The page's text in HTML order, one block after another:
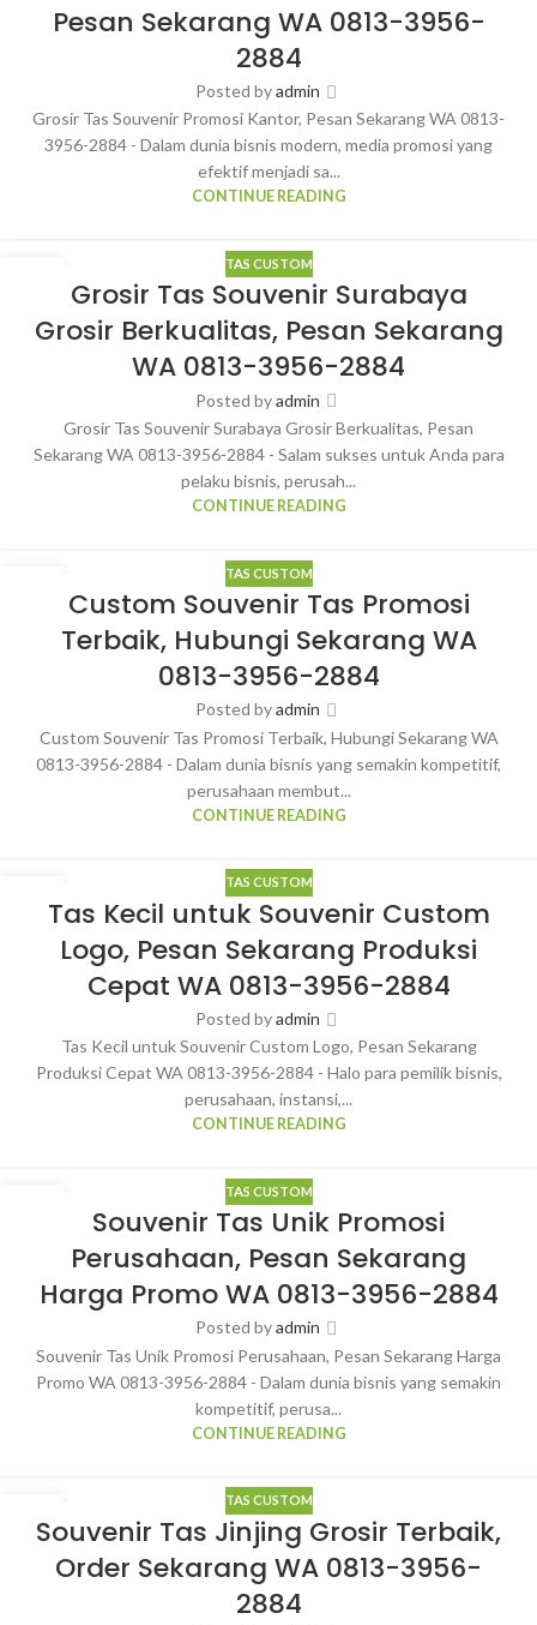
Pesan Sekarang WA 0813-3956-
2884
Posted byadmin
Grosir Tas Souvenir Promosi Kantor, Pesan Sekarang WA 0813-
3956-2884 - Dalam dunia bisnis modern, media promosi yang
efektif menjadi sa...
CONTINUE READING
TAS CUSTOM
Grosir Tas Souvenir Surabaya
Grosir Berkualitas, Pesan Sekarang
WA 0813-3956-2884
Posted byadmin
Grosir Tas Souvenir Surabaya Grosir Berkualitas, Pesan
Sekarang WA 0813-3956-2884 - Salam sukses untuk Anda para
pelaku bisnis, perusah...
CONTINUE READING
TAS CUSTOM
Custom Souvenir Tas Promosi
Terbaik, Hubungi Sekarang WA
0813-3956-2884
Posted byadmin
Custom Souvenir Tas Promosi Terbaik, Hubungi Sekarang WA
0813-3956-2884 - Dalam dunia bisnis yang semakin kompetitif,
perusahaan membut...
CONTINUE READING
TAS CUSTOM
Tas Kecil untuk Souvenir Custom
Logo, Pesan Sekarang Produksi
Cepat WA 0813-3956-2884
Posted byadmin
Tas Kecil untuk Souvenir Custom Logo, Pesan Sekarang
Produksi Cepat WA 0813-3956-2884 - Halo para pemilik bisnis,
perusahaan, instansi,...
CONTINUE READING
TAS CUSTOM
Souvenir Tas Unik Promosi
Perusahaan, Pesan Sekarang
Harga Promo WA 0813-3956-2884
Posted byadmin
Souvenir Tas Unik Promosi Perusahaan, Pesan Sekarang Harga
Promo WA 0813-3956-2884 - Dalam dunia bisnis yang semakin
kompetitif, perusa...
CONTINUE READING
24
MAR
TAS CUSTOM
Souvenir Tas Jinjing Grosir Terbaik,
Order Sekarang WA 0813-3956-
2884